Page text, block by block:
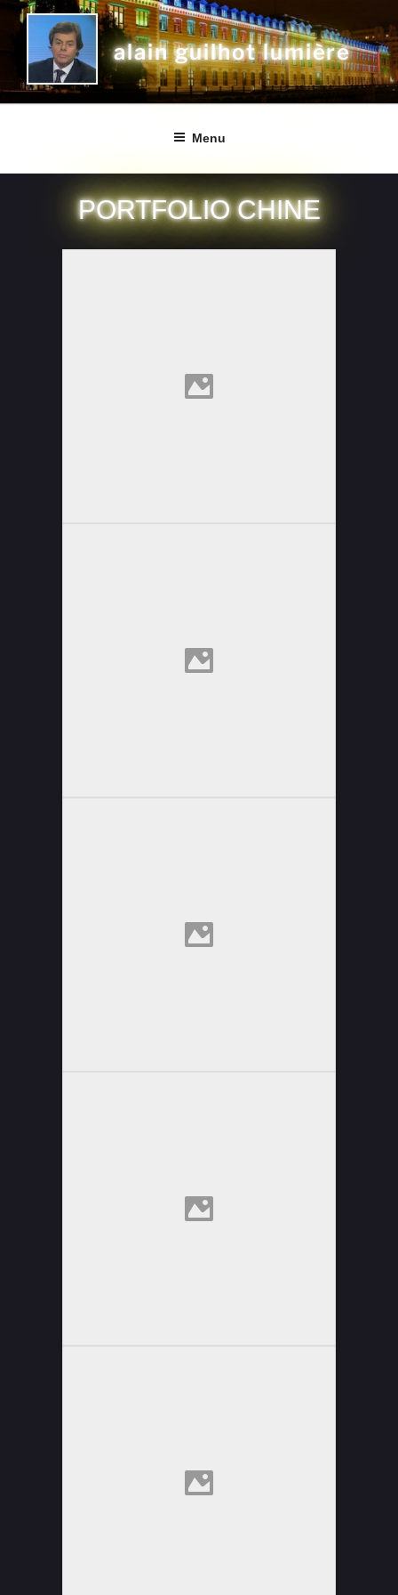
alain guilhot lumière
Menu
PORTFOLIO CHINE